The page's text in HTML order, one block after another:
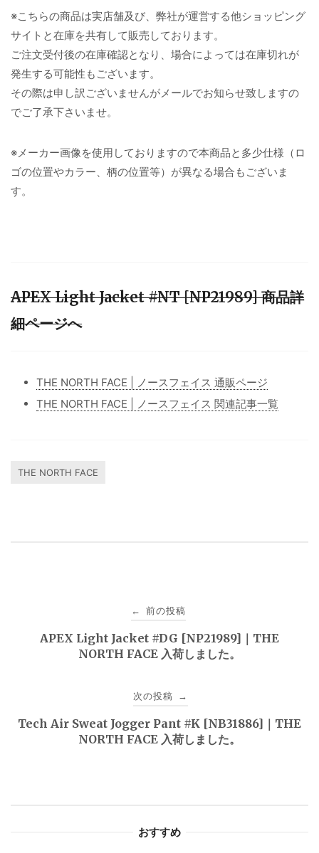
※こちらの商品は実店舗及び、弊社が運営する他ショッピング
サイトと在庫を共有して販売しております。
ご注文受付後の在庫確認となり、場合によっては在庫切れが
発生する可能性もございます。
その際は申し訳ございませんがメールでお知らせ致しますの
でご了承下さいませ。
※メーカー画像を使用しておりますので本商品と多少仕様（ロ
ゴの位置やカラー、柄の位置等）が異なる場合もございま
す。
APEX Light Jacket #NT [NP21989] 商品詳
細ページへ
THE NORTH FACE | ノースフェイス 通販ページ
THE NORTH FACE | ノースフェイス 関連記事一覧
THE NORTH FACE
ゲ
← 前の投稿
APEX Light Jacket #DG [NP21989]｜THE
NORTH FACE 入荷しました。
次の投稿 →
Tech Air Sweat Jogger Pant #K [NB31886]｜THE
NORTH FACE 入荷しました。
おすすめ